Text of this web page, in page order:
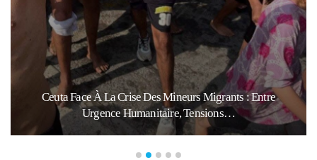
Ceuta Face À La Crise Des Mineurs Migrants : Entre
Urgence Humanitaire, Tensions…